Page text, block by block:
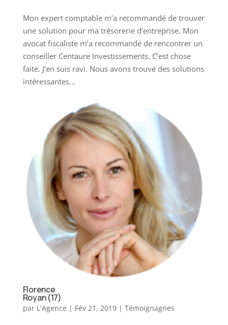
Mon expert comptable m’a recommandé de trouver
une solution pour ma trésorerie d’entreprise. Mon
avocat fiscaliste m’a recommandé de rencontrer un
conseiller Centaure Investissements. C’est chose
faite. J’en suis ravi. Nous avons trouvé des solutions
intéressantes...
Florence
Royan (17)
par L'Agence | Fév 21, 2019| Témoignagnes